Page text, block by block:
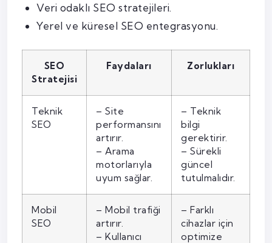
Veri odaklı SEO stratejileri.
Yerel ve küresel SEO entegrasyonu.
SEO
Stratejisi
Faydaları Zorlukları
Teknik
SEO
– Site
performansını
artırır.
– Arama
motorlarıyla
uyum sağlar.
– Teknik
bilgi
gerektirir.
– Sürekli
güncel
tutulmalıdır.
Mobil
SEO
– Mobil trafiği
artırır.
– Kullanıcı
– Farklı
cihazlar için
optimize